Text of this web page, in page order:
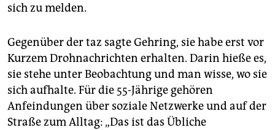
sich zu melden.
Gegenüber der taz sagte Gehring, sie habe erst vor
Kurzem Drohnachrichten erhalten. Darin hieße es,
sie stehe unter Beobachtung und man wisse, wo sie
sich aufhalte. Für die 55-Jährige gehören
Anfeindungen über soziale Netzwerke und auf der
Straße zum Alltag: „Das ist das Übliche